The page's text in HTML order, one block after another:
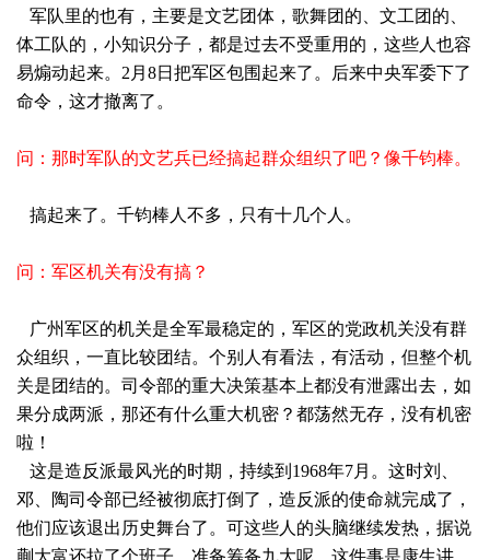
军队里的也有，主要是文艺团体，歌舞团的、文工团的、
体工队的，小知识分子，都是过去不受重用的，这些人也容
易煽动起来。2月8日把军区包围起来了。后来中央军委下了
命令，这才撤离了。
问：那时军队的文艺兵已经搞起群众组织了吧？像千钧棒。
搞起来了。千钧棒人不多，只有十几个人。
问：军区机关有没有搞？
广州军区的机关是全军最稳定的，军区的党政机关没有群
众组织，一直比较团结。个别人有看法，有活动，但整个机
关是团结的。司令部的重大决策基本上都没有泄露出去，如
果分成两派，那还有什么重大机密？都荡然无存，没有机密
啦！
这是造反派最风光的时期，持续到1968年7月。这时刘、
邓、陶司令部已经被彻底打倒了，造反派的使命就完成了，
他们应该退出历史舞台了。可这些人的头脑继续发热，据说
蒯大富还拉了个班子，准备筹备九大呢。这件事是康生讲